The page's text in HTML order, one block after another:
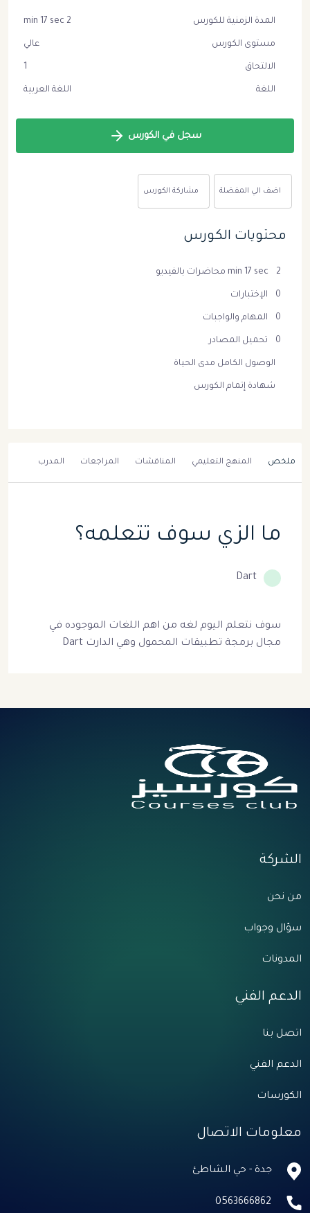
ملخص المنهج التعليمي المناقشات المراجعات المدرب
ما الزي سوف تتعلمه؟
Dart
سوف نتعلم اليوم لغه من اهم اللغات الموجوده في
مجال برمجة تطبيقات المحمول وهي الدارت Dart
المدة الزمنية للكورس 2 min 17 sec
مستوى الكورس عالي
الالتحاق 1
اللغة اللغة العربية
سجل في الكورس
اضف الي المفضلة مشاركة الكورس
محتويات الكورس
2 min 17 sec محاضرات بالفيديو
0 الإختبارات
0 المهام والواجبات
0 تحميل المصادر
الوصول الكامل مدى الحياة
شهادة إتمام الكورس
الشركة
من نحن
سؤال وجواب
المدونات
الدعم الفني
اتصل بنا
الدعم الفني
الكورسات
معلومات الاتصال
جدة - حي الشاطئ
0563666862